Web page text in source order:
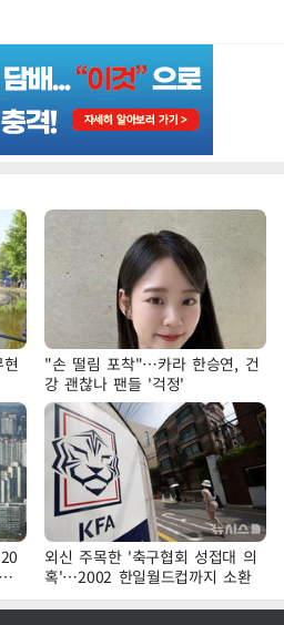
"손 떨림 포착"…카라 한승연, 건
강 괜찮나 팬들 '걱정'
외신 주목한 '축구협회 성접대 의
혹'…2002 한일월드컵까지 소환